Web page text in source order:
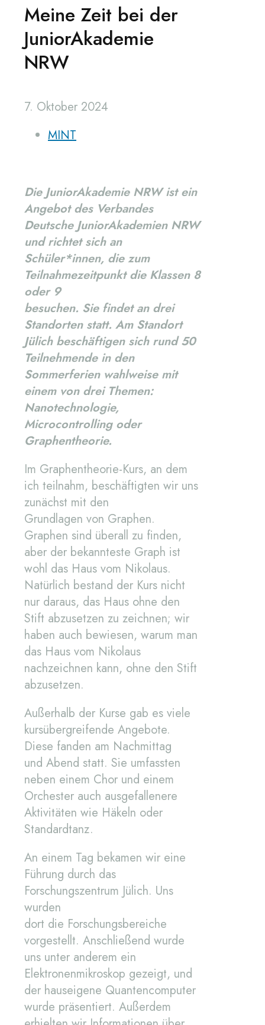
Meine Zeit bei der
JuniorAkademie
NRW
7. Oktober 2024
MINT
Die JuniorAkademie NRW ist ein
Angebot des Verbandes
Deutsche JuniorAkademien NRW
und richtet sich an
Schüler*innen, die zum
Teilnahmezeitpunkt die Klassen 8
oder 9
besuchen. Sie findet an drei
Standorten statt. Am Standort
Jülich beschäftigen sich rund 50
Teilnehmende in den
Sommerferien wahlweise mit
einem von drei Themen:
Nanotechnologie,
Microcontrolling oder
Graphentheorie.
Im Graphentheorie-Kurs, an dem
ich teilnahm, beschäftigten wir uns
zunächst mit den
Grundlagen von Graphen.
Graphen sind überall zu finden,
aber der bekannteste Graph ist
wohl das Haus vom Nikolaus.
Natürlich bestand der Kurs nicht
nur daraus, das Haus ohne den
Stift abzusetzen zu zeichnen; wir
haben auch bewiesen, warum man
das Haus vom Nikolaus
nachzeichnen kann, ohne den Stift
abzusetzen.
Außerhalb der Kurse gab es viele
kursübergreifende Angebote.
Diese fanden am Nachmittag
und Abend statt. Sie umfassten
neben einem Chor und einem
Orchester auch ausgefallenere
Aktivitäten wie Häkeln oder
Standardtanz.
An einem Tag bekamen wir eine
Führung durch das
Forschungszentrum Jülich. Uns
wurden
dort die Forschungsbereiche
vorgestellt. Anschließend wurde
uns unter anderem ein
Elektronenmikroskop gezeigt, und
der hauseigene Quantencomputer
wurde präsentiert. Außerdem